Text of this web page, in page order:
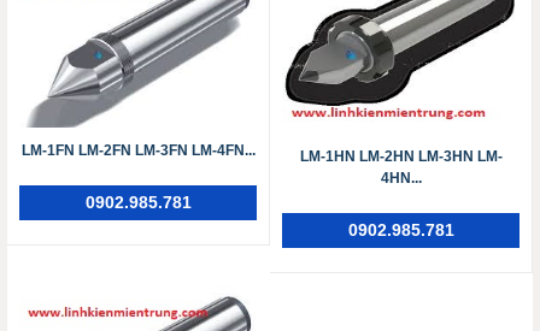
LM-1FN LM-2FN LM-3FN ​​​​​​​LM-4FN...
0902.985.781
LM-1HN LM-2HN LM-3HN ​​​​​​​LM-
4HN...
0902.985.781